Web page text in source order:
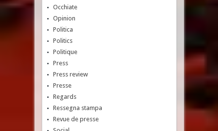
Occhiate
Opinion
Politica
Politics
Politique
Press
Press review
Presse
Regards
Ressegna stampa
Revue de presse